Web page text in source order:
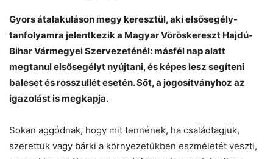
Gyors átalakuláson megy keresztül, aki elsősegély-
tanfolyamra jelentkezik a Magyar Vöröskereszt Hajdú-
Bihar Vármegyei Szervezeténél: másfél nap alatt
megtanul elsősegélyt nyújtani, és képes lesz segíteni
baleset és rosszullét esetén. Sőt, a jogosítványhoz az
igazolást is megkapja.
Sokan aggódnak, hogy mit tennének, ha családtagjuk,
szerettük vagy bárki a környezetükben eszméletét veszti,